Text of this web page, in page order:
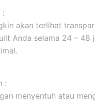
:
akan terlihat
Anda selama 24 – 48
:
menyentuh atau